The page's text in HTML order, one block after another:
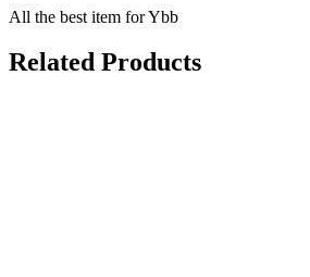
All the best item for Ybb
Related Products